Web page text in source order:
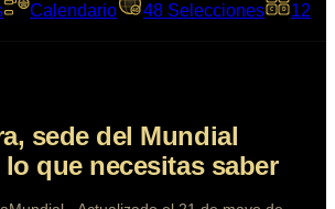
Calendario 48 48 Selecciones
C
D
12
, sede del Mundial
que necesitas saber